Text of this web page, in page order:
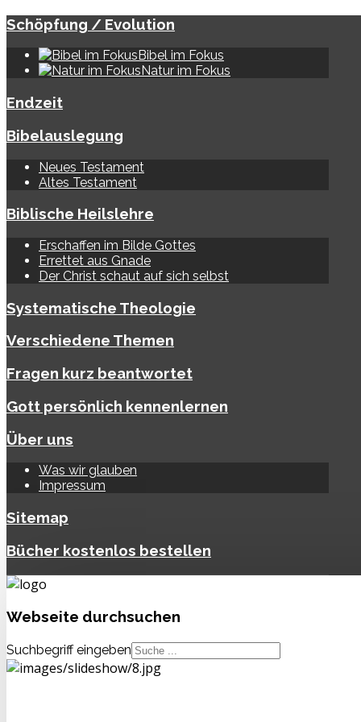
Schöpfung / Evolution
Bibel im Fokus
Natur im Fokus
Endzeit
Bibelauslegung
Neues Testament
Altes Testament
Biblische Heilslehre
Erschaffen im Bilde Gottes
Errettet aus Gnade
Der Christ schaut auf sich selbst
Systematische Theologie
Verschiedene Themen
Fragen kurz beantwortet
Gott persönlich kennenlernen
Über uns
Was wir glauben
Impressum
Sitemap
Bücher kostenlos bestellen
Webseite durchsuchen
Suchbegriff eingeben